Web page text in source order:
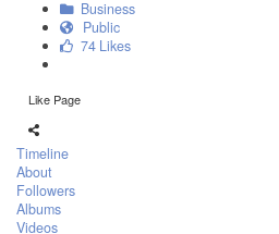
Business
Public
74 Likes
Like Page
Timeline
About
Followers
Albums
Videos